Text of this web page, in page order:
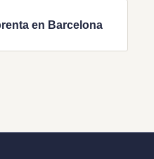
en Barcelona